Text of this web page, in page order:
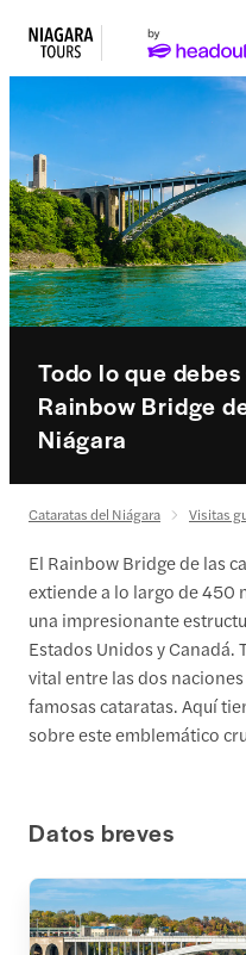
Todo lo que
Rainbow Bridge
Niágara
Cataratas del Niágara Visitas
El Rainbow Bridge de las
extiende a lo largo de 450
una impresionante
Estados Unidos y Canadá.
vital entre las dos
famosas cataratas. Aquí
sobre este emblemático
Datos breves